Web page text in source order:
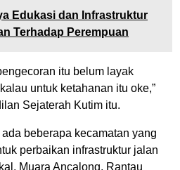
Edukasi dan Infrastruktur
Terhadap Perempuan
itu belum layak
untuk ketahanan itu oke,”
Sejaterah Kutim itu.
beberapa kecamatan yang
perbaikan infrastruktur jalan
Muara Ancalong, Rantau